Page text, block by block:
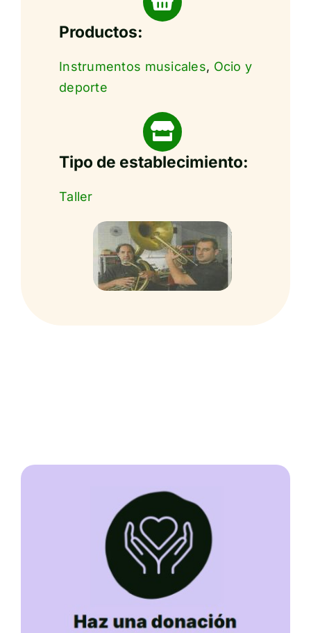
Productos:
Instrumentos musicales, Ocio y
deporte
Tipo de establecimiento:
Taller